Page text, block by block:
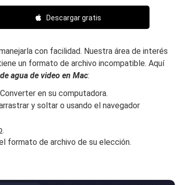
Descargar gratis
con facilidad. Nuestra área de interés
un formato de archivo incompatible. Aquí
agua de video en Mac:
en su computadora.
y soltar o usando el navegador
.
formato de archivo de su elección.